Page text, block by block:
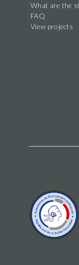
What are the
FAQ
View projects